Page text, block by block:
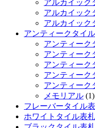
アルカイック
アルカイック
アルカイック
アンティークタイ
アンティーク
アンティーク
アンティーク
アンティーク
アンティーク
メモリアル (1)
フレーバータイル
ホワイトタイル表札